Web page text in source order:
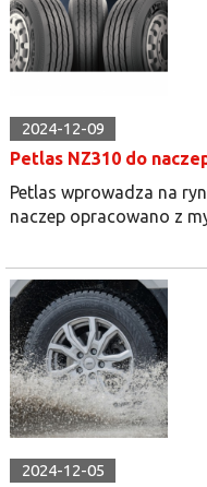
2024-12-09
Petlas NZ310 do
Petlas wprowadza na
naczep opracowano z
2024-12-05